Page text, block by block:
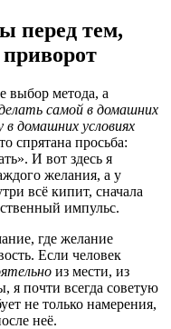
перед тем,
выбор метода, а
самой в домашних
домашних условиях
спрятана просьба:
И вот здесь я
желания, а у
всё кипит, сначала
импульс.
где желание
Если человек
из мести, из
я почти всегда советую
не только намерения,
неё.